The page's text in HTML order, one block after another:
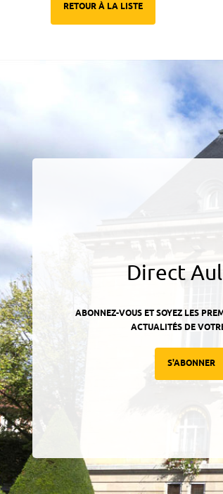
RETOUR À LA LISTE
Direct
ABONNEZ-VOUS ET SOYEZ LES
ACTUALITÉS DE
S'ABONNER